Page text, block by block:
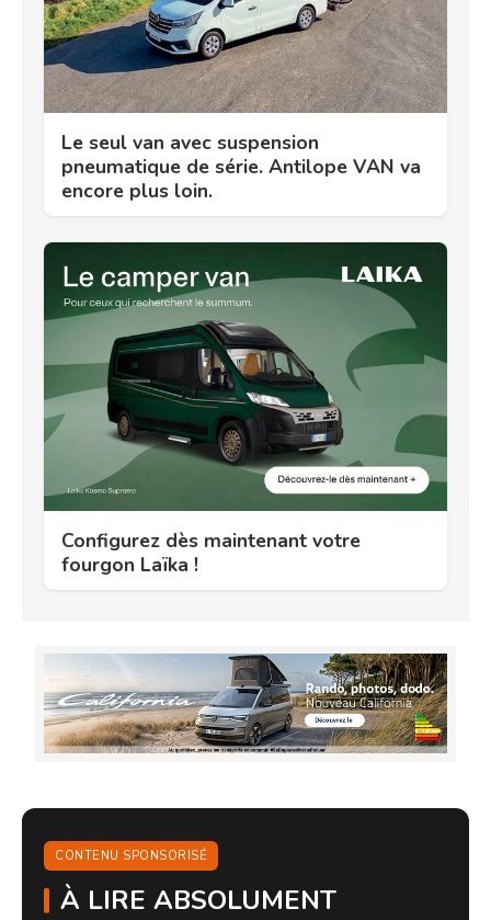
Le seul van avec suspension
pneumatique de série. Antilope VAN va
encore plus loin.
Configurez dès maintenant votre
fourgon Laïka !
CONTENU SPONSORISÉ
À LIRE ABSOLUMENT